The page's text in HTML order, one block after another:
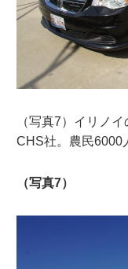
（写真7）イリノ
CHS社。農民6000
（写真7）